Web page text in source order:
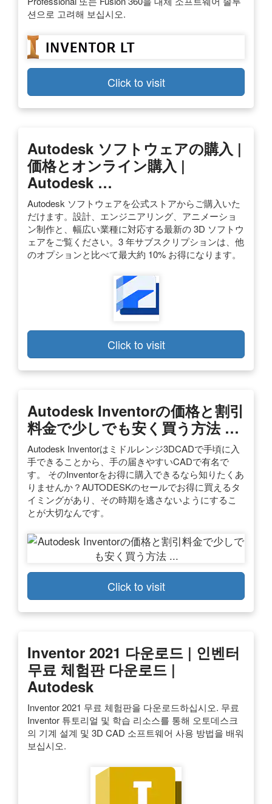
션으로 고려해 보십시오.
Click to visit
Autodesk ソフトウェアの購入 |
価格とオンライン購入 |
Autodesk …
Autodesk ソフトウェアを公式ストアからご購入いた
だけます。設計、エンジニアリング、アニメーショ
ン制作と、幅広い業種に対応する最新の 3D ソフトウ
ェアをご覧ください。3 年サブスクリプションは、他
のオプションと比べて最大約 10% お得になります。
Click to visit
Autodesk Inventorの価格と割引
料金で少しでも安く買う方法 …
Autodesk Inventorはミドルレンジ3DCADで手頃に入
手できることから、手の届きやすいCADで有名で
す。 そのInventorをお得に購入できるなら知りたくあ
りませんか？AUTODESKのセールでお得に買えるタ
イミングがあり、その時期を逃さないようにするこ
とが大切なんです。
Click to visit
Inventor 2021 다운로드 | 인벤터
무료 체험판 다운로드 |
Autodesk
Inventor 2021 무료 체험판을 다운로드하십시오. 무료
Inventor 튜토리얼 및 학습 리소스를 통해 오토데스크
의 기계 설계 및 3D CAD 소프트웨어 사용 방법을 배워
보십시오.